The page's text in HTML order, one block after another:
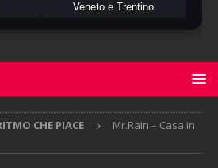
Veneto e Trentino
CHE PIACE
Mr.Rain – Casa in